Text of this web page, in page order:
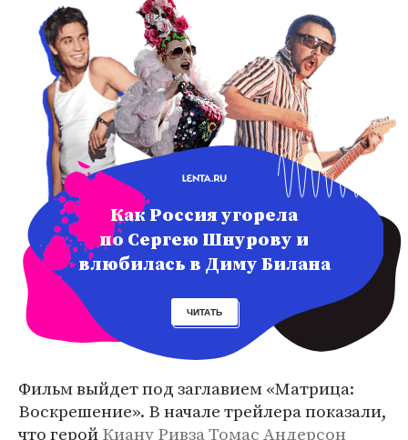
Как Россия угорела
по Сергею Шнурову и
влюбилась в Диму Билана
ЧИТАТЬ
Фильм выйдет под заглавием «Матрица:
Воскрешение». В начале трейлера показали,
что геройКиану РивзаТомас Андерсон